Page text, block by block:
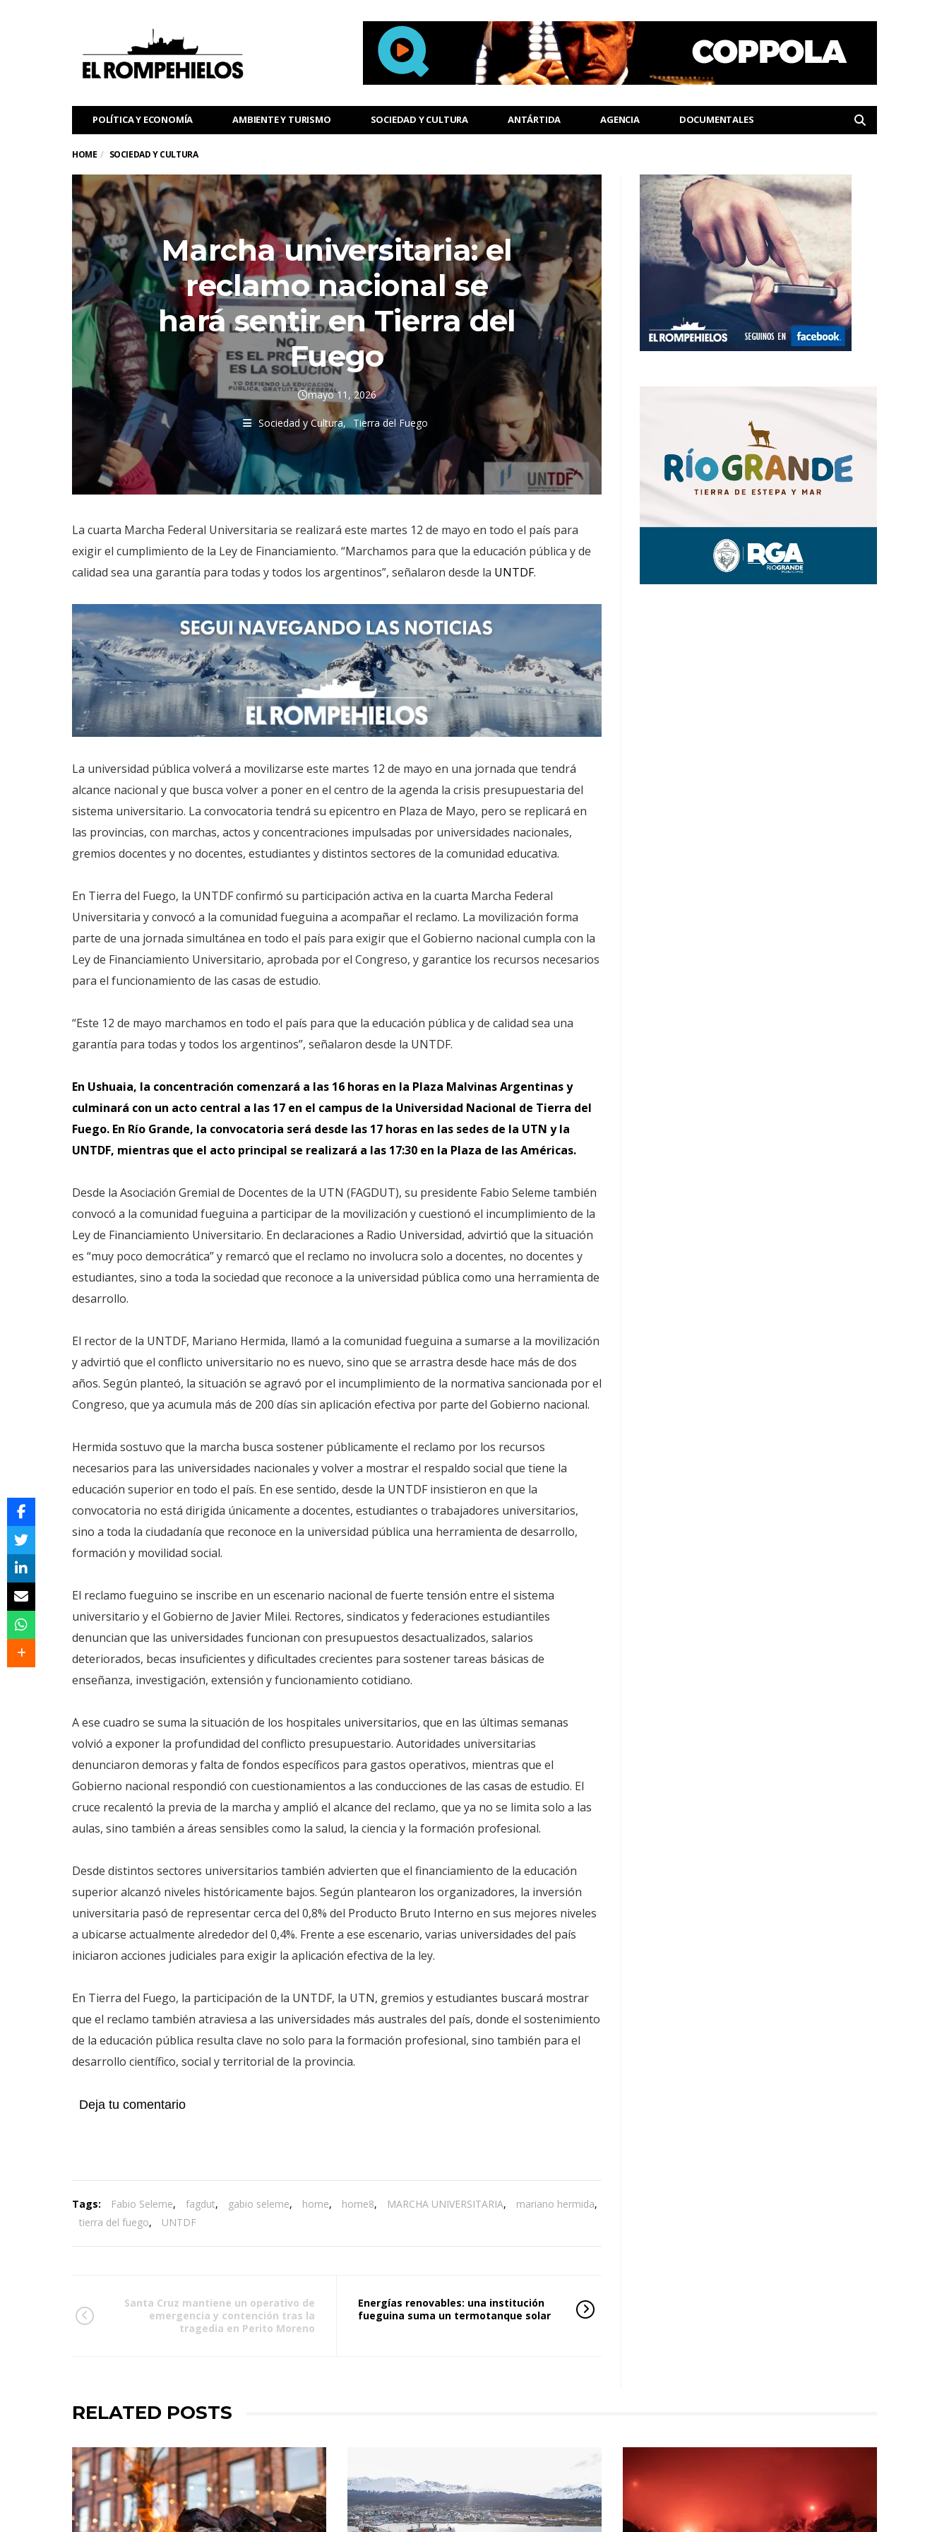
POLÍTICA Y ECONOMÍA AMBIENTE Y TURISMO SOCIEDAD Y CULTURA ANTÁRTIDA AGENCIA DOCUMENTALES
HOME SOCIEDAD Y CULTURA
Marcha universitaria: el
reclamo nacional se
hará sentir en Tierra del
Fuego
mayo 11, 2026
Sociedad y Cultura Tierra del Fuego
La cuarta Marcha Federal Universitaria se realizará este martes 12 de mayo en todo el país para
exigir el cumplimiento de la Ley de Financiamiento. “Marchamos para que la educación pública y de
calidad sea una garantía para todas y todos los argentinos”, señalaron desde la UNTDF.
La universidad pública volverá a movilizarse este martes 12 de mayo en una jornada que tendrá
alcance nacional y que busca volver a poner en el centro de la agenda la crisis presupuestaria del
sistema universitario. La convocatoria tendrá su epicentro en Plaza de Mayo, pero se replicará en
las provincias, con marchas, actos y concentraciones impulsadas por universidades nacionales,
gremios docentes y no docentes, estudiantes y distintos sectores de la comunidad educativa.
En Tierra del Fuego, la UNTDF confirmó su participación activa en la cuarta Marcha Federal
Universitaria y convocó a la comunidad fueguina a acompañar el reclamo. La movilización forma
parte de una jornada simultánea en todo el país para exigir que el Gobierno nacional cumpla con la
Ley de Financiamiento Universitario, aprobada por el Congreso, y garantice los recursos necesarios
para el funcionamiento de las casas de estudio.
“Este 12 de mayo marchamos en todo el país para que la educación pública y de calidad sea una
garantía para todas y todos los argentinos”, señalaron desde la UNTDF.
En Ushuaia, la concentración comenzará a las 16 horas en la Plaza Malvinas Argentinas y
culminará con un acto central a las 17 en el campus de la Universidad Nacional de Tierra del
Fuego. En Río Grande, la convocatoria será desde las 17 horas en las sedes de la UTN y la
UNTDF, mientras que el acto principal se realizará a las 17:30 en la Plaza de las Américas.
Desde la Asociación Gremial de Docentes de la UTN (FAGDUT), su presidente Fabio Seleme también
convocó a la comunidad fueguina a participar de la movilización y cuestionó el incumplimiento de la
Ley de Financiamiento Universitario. En declaraciones a Radio Universidad, advirtió que la situación
es “muy poco democrática” y remarcó que el reclamo no involucra solo a docentes, no docentes y
estudiantes, sino a toda la sociedad que reconoce a la universidad pública como una herramienta de
desarrollo.
El rector de la UNTDF, Mariano Hermida, llamó a la comunidad fueguina a sumarse a la movilización
y advirtió que el conflicto universitario no es nuevo, sino que se arrastra desde hace más de dos
años. Según planteó, la situación se agravó por el incumplimiento de la normativa sancionada por el
Congreso, que ya acumula más de 200 días sin aplicación efectiva por parte del Gobierno nacional.
Hermida sostuvo que la marcha busca sostener públicamente el reclamo por los recursos
necesarios para las universidades nacionales y volver a mostrar el respaldo social que tiene la
educación superior en todo el país. En ese sentido, desde la UNTDF insistieron en que la
convocatoria no está dirigida únicamente a docentes, estudiantes o trabajadores universitarios,
sino a toda la ciudadanía que reconoce en la universidad pública una herramienta de desarrollo,
formación y movilidad social.
El reclamo fueguino se inscribe en un escenario nacional de fuerte tensión entre el sistema
universitario y el Gobierno de Javier Milei. Rectores, sindicatos y federaciones estudiantiles
denuncian que las universidades funcionan con presupuestos desactualizados, salarios
deteriorados, becas insuficientes y dificultades crecientes para sostener tareas básicas de
enseñanza, investigación, extensión y funcionamiento cotidiano.
A ese cuadro se suma la situación de los hospitales universitarios, que en las últimas semanas
volvió a exponer la profundidad del conflicto presupuestario. Autoridades universitarias
denunciaron demoras y falta de fondos específicos para gastos operativos, mientras que el
Gobierno nacional respondió con cuestionamientos a las conducciones de las casas de estudio. El
cruce recalentó la previa de la marcha y amplió el alcance del reclamo, que ya no se limita solo a las
aulas, sino también a áreas sensibles como la salud, la ciencia y la formación profesional.
Desde distintos sectores universitarios también advierten que el financiamiento de la educación
superior alcanzó niveles históricamente bajos. Según plantearon los organizadores, la inversión
universitaria pasó de representar cerca del 0,8% del Producto Bruto Interno en sus mejores niveles
a ubicarse actualmente alrededor del 0,4%. Frente a ese escenario, varias universidades del país
iniciaron acciones judiciales para exigir la aplicación efectiva de la ley.
En Tierra del Fuego, la participación de la UNTDF, la UTN, gremios y estudiantes buscará mostrar
que el reclamo también atraviesa a las universidades más australes del país, donde el sostenimiento
de la educación pública resulta clave no solo para la formación profesional, sino también para el
desarrollo científico, social y territorial de la provincia.
Deja tu comentario
Tags: Fabio Seleme, fagdut, gabio seleme, home, home8, MARCHA UNIVERSITARIA, mariano hermida,
tierra del fuego, UNTDF
Santa Cruz mantiene un operativo de
emergencia y contención tras la
tragedia en Perito Moreno
Energías renovables: una institución
fueguina suma un termotanque solar
RELATED POSTS